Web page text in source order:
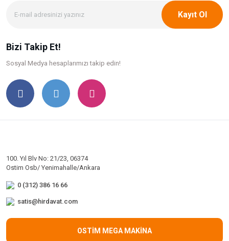
Kayıt Ol
Bizi Takip Et!
Sosyal Medya hesaplarımızı takip edin!
100. Yıl Blv No: 21/23, 06374
Ostim Osb/ Yenimahalle/Ankara
0 (312) 386 16 66
satis@hirdavat.com
OSTİM MEGA MAKİNA